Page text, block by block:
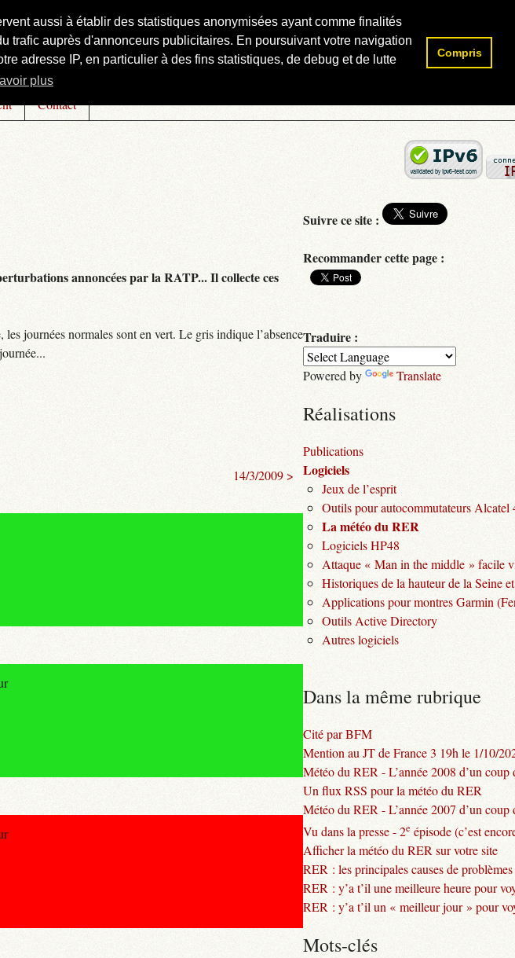
aussi à établir des statistiques anonymisées ayant comme finalités
trafic auprès d'annonceurs publicitaires. En poursuivant votre navigation
adresse IP, en particulier à des fins statistiques, de debug et de lutte
plus
Compris
Contact
annoncées par la RATP... Il collecte ces
journées normales sont en vert. Le gris indique l’absence
14/3/2009 >
Rechercher :
Suivre ce site :
Recommander cette page :
Traduire :
Powered by Translate
Réalisations
Publications
Logiciels
Jeux de l’esprit
Outils pour autocommutateurs Alcatel
La météo du RER
Logiciels HP48
Attaque « Man in the middle » facile
Historiques de la hauteur de la Seine
Applications pour montres Garmin
Outils Active Directory
Autres logiciels
Dans la même rubrique
Cité par BFM
Mention au JT de France 3 19h le 1/10/
Météo du RER - L’année 2008 d’un coup
Un flux RSS pour la météo du RER
Météo du RER - L’année 2007 d’un coup
Vu dans la presse - 2e épisode (c’est
Afficher la météo du RER sur votre site
RER : les principales causes de problèmes
RER : y’a t’il une meilleure heure pour
RER : y’a t’il un « meilleur jour » pour
Mots-clés